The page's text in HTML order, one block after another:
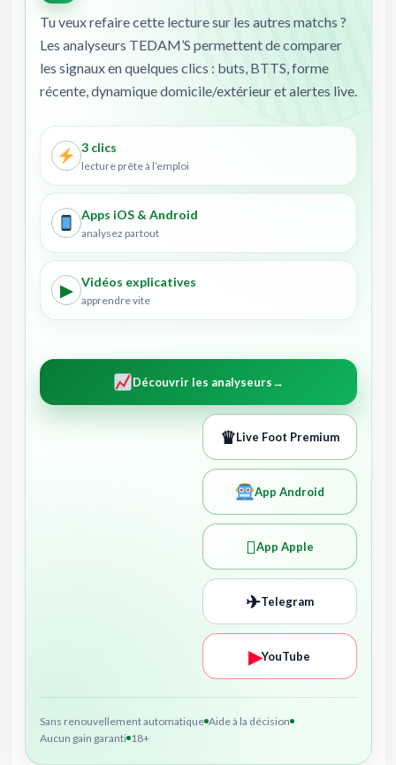
Tu veux refaire cette lecture sur les autres matchs ?
Les analyseurs TEDAM’S permettent de comparer
les signaux en quelques clics : buts, BTTS, forme
récente, dynamique domicile/extérieur et alertes live.
3 clics
lecture prête à l’emploi
Apps iOS & Android
analysez partout
▶ Vidéos explicatives
apprendre vite
Découvrir les analyseurs→
♛Live Foot Premium
App Android
App Apple
✈Telegram
▶YouTube
Sans renouvellement automatique Aide à la décision
Aucun gain garanti 18+